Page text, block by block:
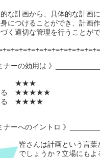
的な計画から、具体的な計画
につけることができ、計画
く適切な管理を行うことが
ナーの効用は 》___________
る ★★★
める ★★★★★
める ★★★★
ナーへのイントロ 》
皆さんは計画という言
でしょうか？立場にもよ